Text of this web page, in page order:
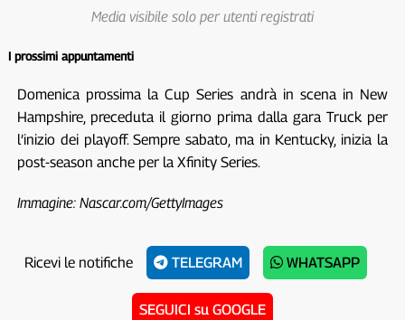
Media visibile solo per utenti registrati
I prossimi appuntamenti
Domenica prossima la Cup Series andrà in scena in New
Hampshire, preceduta il giorno prima dalla gara Truck per
l’inizio dei playoff. Sempre sabato, ma in Kentucky, inizia la
post-season anche per la Xfinity Series.
Immagine: Nascar.com/GettyImages
Ricevi le notifiche TELEGRAM WHATSAPP
SEGUICI su GOOGLE